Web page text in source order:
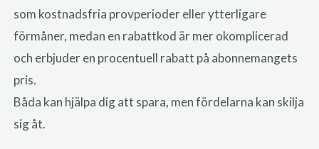
som kostnadsfria provperioder eller ytterligare
förmåner, medan en rabattkod är mer okomplicerad
och erbjuder en procentuell rabatt på abonnemangets
pris.
Båda kan hjälpa dig att spara, men fördelarna kan skilja
sig åt.